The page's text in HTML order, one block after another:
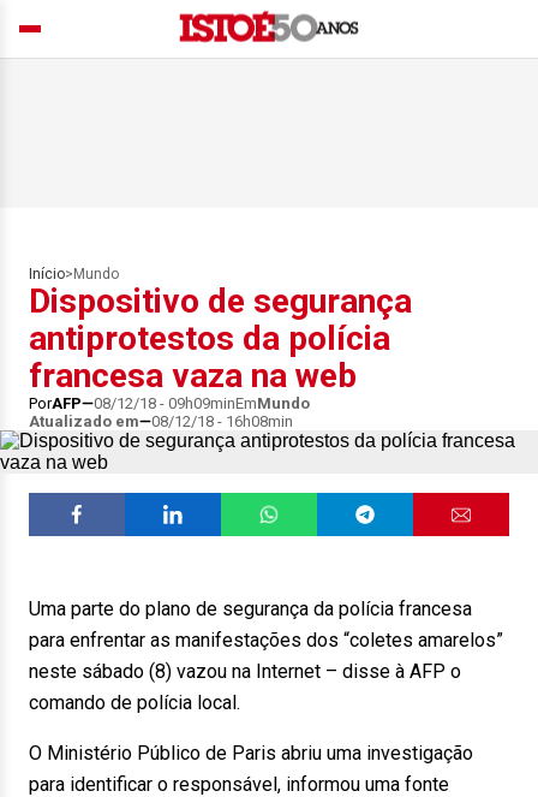
Início> Mundo
Dispositivo de segurança
antiprotestos da polícia
francesa vaza na web
PorAFP 08/12/18 - 09h09minEmMundo
Atualizado em
08/12/18 - 16h08min
Uma parte do plano de segurança da polícia francesa
para enfrentar as manifestações dos “coletes amarelos”
neste sábado (8) vazou na Internet – disse à AFP o
comando de polícia local.
O Ministério Público de Paris abriu uma investigação
para identificar o responsável, informou uma fonte